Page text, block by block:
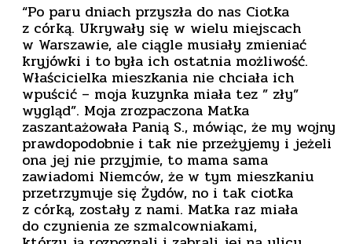
“Po paru dniach przyszła do nas Ciotka
z córką. Ukrywały się w wielu miejscach
w Warszawie, ale ciągle musiały zmieniać
kryjówki i to była ich ostatnia możliwość.
Właścicielka mieszkania nie chciała ich
wpuścić – moja kuzynka miała tez ” zły”
wygląd”. Moja zrozpaczona Matka
zaszantażowała Panią S., mówiąc, że my wojny
prawdopodobnie i tak nie przeżyjemy i jeżeli
ona jej nie przyjmie, to mama sama
zawiadomi Niemców, że w tym mieszkaniu
przetrzymuje się Żydów, no i tak ciotka
z córką, zostały z nami. Matka raz miała
do czynienia ze szmalcowniakami,